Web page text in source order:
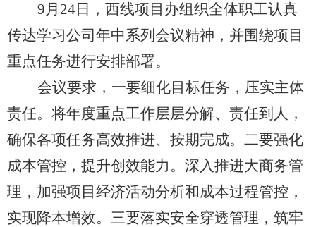
9月24日，西线项目办组织全体职工认真
传达学习公司年中系列会议精神，并围绕项目
重点任务进行安排部署。
会议要求，一要细化目标任务，压实主体
责任。将年度重点工作层层分解、责任到人，
确保各项任务高效推进、按期完成。二要强化
成本管控，提升创效能力。深入推进大商务管
理，加强项目经济活动分析和成本过程管控，
实现降本增效。三要落实安全穿透管理，筑牢